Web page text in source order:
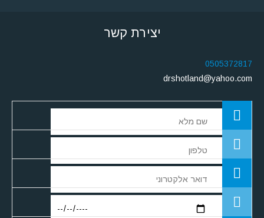
יצירת קשר
0505372817
drshotland@yahoo.com